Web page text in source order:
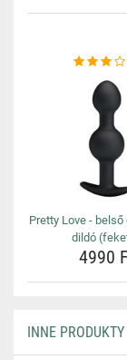
Pretty Love - belső
dildó
4990
INNE